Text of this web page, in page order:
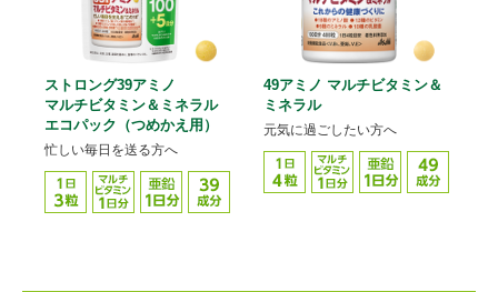
ストロング39アミノ
マルチビタミン＆ミネラル
エコパック（つめかえ用）
忙しい毎日を送る方へ
49アミノ マルチビタミン＆
ミネラル
元気に過ごしたい方へ